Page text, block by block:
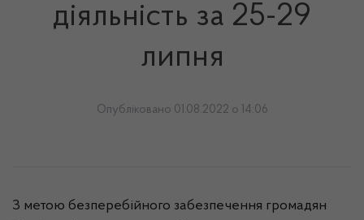
діяльність за 25-29
липня
Опубліковано 01.08.2022 о 14:06
З метою безперебійного забезпечення громадян